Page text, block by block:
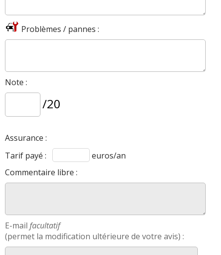
Problèmes / pannes :
Note :
/20
Assurance :
Tarif payé :
euros/an
Commentaire libre :
E-mail facultatif
(permet la modification ultérieure de votre avis) :